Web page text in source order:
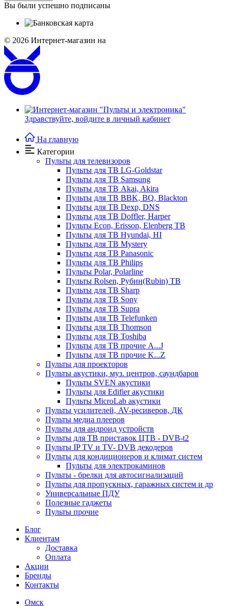
Вы были успешно подписаны
© 2026 Интернет-магазин на
Здравствуйте, войдите в личный кабинет
На главную
Категории
Пульты для телевизоров
Пульты для ТВ LG-Goldstar
Пульты для ТВ Samsung
Пульты для ТВ Akai, Akira
Пульты для ТВ BBK, BQ, Blackton
Пульты для ТВ Dexp, DNS
Пульты для ТВ Doffler, Harper
Пульты Econ, Erisson, Elenberg ТВ
Пульты для ТВ Hyundai, HI
Пульты для ТВ Mystery
Пульты для ТВ Panasonic
Пульты для ТВ Philips
Пульты Polar, Polarline
Пульты Rolsen, Рубин(Rubin) ТВ
Пульты для ТВ Sharp
Пульты для ТВ Sony
Пульты для ТВ Supra
Пульты для ТВ Telefunken
Пульты для ТВ Thomson
Пульты для ТВ Toshiba
Пульты для ТВ прочие A...J
Пульты для ТВ прочие K...Z
Пульты для проекторов
Пульты акустики, муз. центров, саундбаров
Пульты SVEN акустики
Пульты для Edifier акустики
Пульты MicroLab акустики
Пульты усилителей, AV-ресиверов, ДК
Пульты медиа плееров
Пульты для андроид устройств
Пульты для ТВ приставок ЦТВ - DVB-t2
Пульты IP TV и TV- DVB декодеров
Пульты для кондиционеров и климат систем
Пульты для электрокаминов
Пульты - брелки для автосигнализаций
Пульты для пропускных, гаражных систем и др
Универсальные ПДУ
Полезные гаджеты
Пульты прочие
Блог
Клиентам
Доставка
Оплата
Акции
Бренды
Контакты
Омск